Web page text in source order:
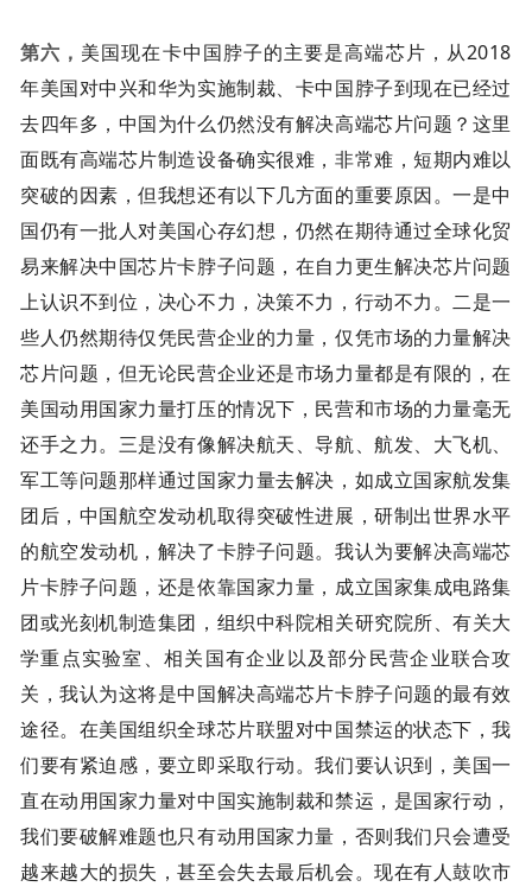
第六， 美国现在卡中国脖子的主要是高端芯片，从2018
年美国对中兴和华为实施制裁、卡中国脖子到现在已经过
去四年多，中国为什么仍然没有解决高端芯片问题？这里
面既有高端芯片制造设备确实很难，非常难，短期内难以
突破的因素，但我想还有以下几方面的重要原因。一是中
国仍有一批人对美国心存幻想，仍然在期待通过全球化贸
易来解决中国芯片卡脖子问题，在自力更生解决芯片问题
上认识不到位，决心不力，决策不力，行动不力。二是一
些人仍然期待仅凭民营企业的力量，仅凭市场的力量解决
芯片问题，但无论民营企业还是市场力量都是有限的，在
美国动用国家力量打压的情况下，民营和市场的力量毫无
还手之力。三是没有像解决航天、导航、航发、大飞机、
军工等问题那样通过国家力量去解决，如成立国家航发集
团后，中国航空发动机取得突破性进展，研制出世界水平
的航空发动机，解决了卡脖子问题。我认为要解决高端芯
片卡脖子问题，还是依靠国家力量，成立国家集成电路集
团或光刻机制造集团，组织中科院相关研究院所、有关大
学重点实验室、相关国有企业以及部分民营企业联合攻
关，我认为这将是中国解决高端芯片卡脖子问题的最有效
途径。在美国组织全球芯片联盟对中国禁运的状态下，我
们要有紧迫感，要立即采取行动。我们要认识到，美国一
直在动用国家力量对中国实施制裁和禁运，是国家行动，
我们要破解难题也只有动用国家力量，否则我们只会遭受
越来越大的损失，甚至会失去最后机会。现在有人鼓吹市